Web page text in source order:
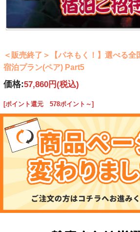
＜販売終了＞【パネもく！】選べる
宿泊プラン(ペア) Part5
価格:57,860円(税込)
[ポイント還元 578ポイント～]